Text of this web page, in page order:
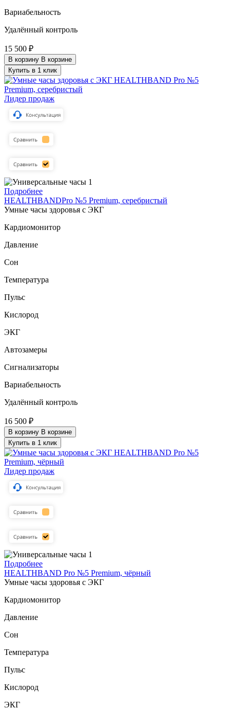
Вариабельность
Удалённый контроль
15 500 ₽
В корзину В корзине
Купить в 1 клик
Лидер продаж
Подробнее
HEALTHBANDPro №5 Premium, серебристый
Умные часы здоровья с ЭКГ
Кардиомонитор
Давление
Сон
Температура
Пульс
Кислород
ЭКГ
Автозамеры
Сигнализаторы
Вариабельность
Удалённый контроль
16 500 ₽
В корзину В корзине
Купить в 1 клик
Лидер продаж
Подробнее
HEALTHBAND Pro №5 Premium, чёрный
Умные часы здоровья с ЭКГ
Кардиомонитор
Давление
Сон
Температура
Пульс
Кислород
ЭКГ